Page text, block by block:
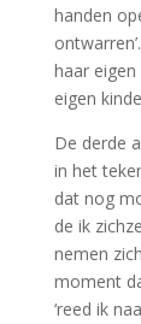
handen
haar
eigen
De derde
in het
dat nog
de ik
nemen
moment
‘reed ik